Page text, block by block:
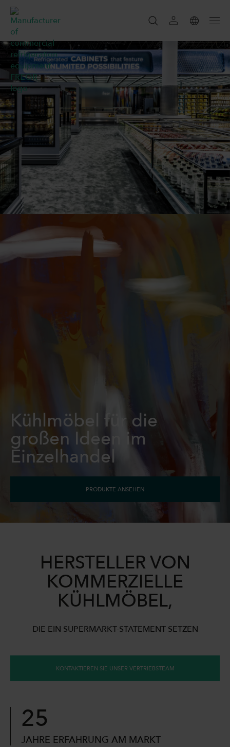
SUCHEN
SEARCH
Kühlmöbel für die
großen Ideen im
Einzelhandel
PRODUKTE ANSEHEN
HERSTELLER VON
KOMMERZIELLE
KÜHLMÖBEL,
DIE EIN SUPERMARKT-STATEMENT SETZEN
KONTAKTIEREN SIE UNSER VERTRIEBSTEAM
JAHRE ERFAHRUNG AM MARKT
25